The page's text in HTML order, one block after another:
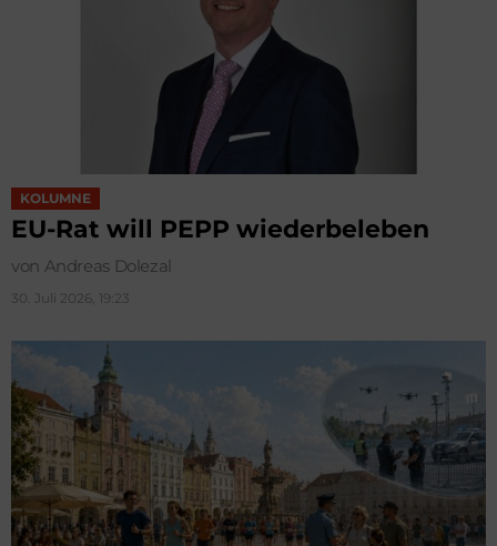
KOLUMNE
EU-Rat will PEPP wiederbeleben
von Andreas Dolezal
30. Juli 2026, 19:23